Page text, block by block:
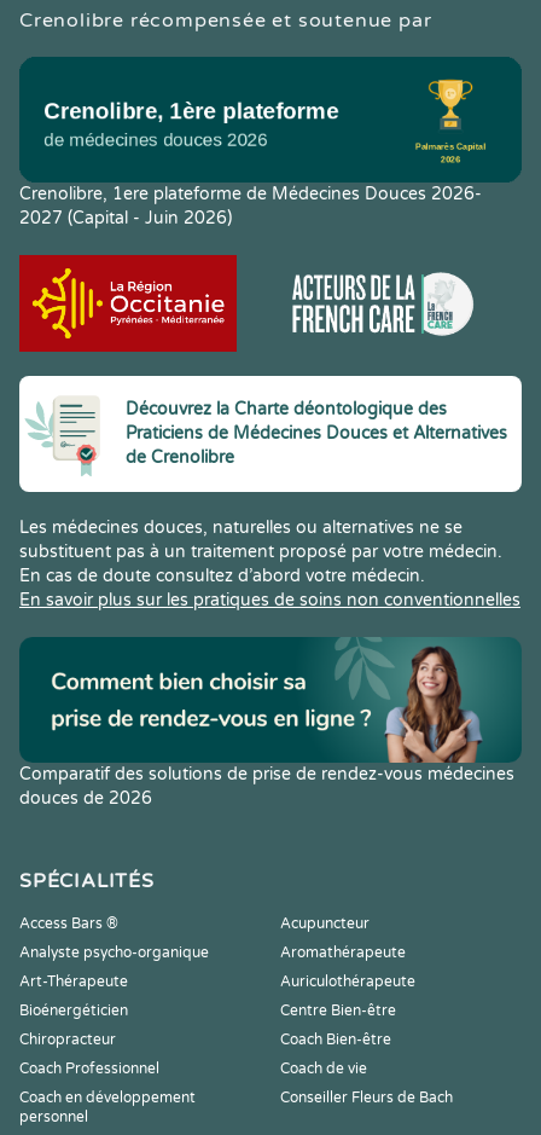
Crenolibre récompensée et soutenue par
Crenolibre, 1ere plateforme de Médecines Douces 2026-
2027 (Capital - Juin 2026)
Découvrez la Charte déontologique des
Praticiens de Médecines Douces et Alternatives
de Crenolibre
Les médecines douces, naturelles ou alternatives ne se
substituent pas à un traitement proposé par votre médecin.
En cas de doute consultez d’abord votre médecin.
En savoir plus sur les pratiques de soins non conventionnelles
Comparatif des solutions de prise de rendez-vous médecines
douces de 2026
SPÉCIALITÉS
Access Bars ®
Acupuncteur
Analyste psycho-organique
Aromathérapeute
Art-Thérapeute
Auriculothérapeute
Bioénergéticien
Centre Bien-être
Chiropracteur
Coach Bien-être
Coach Professionnel
Coach de vie
Coach en développement
personnel
Conseiller Fleurs de Bach